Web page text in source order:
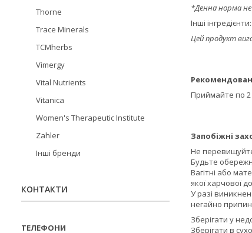
*Денна норма не
Інші
Цей продукт
Приймайте по 2
Запобіжні
Не
Будьте
Вагітні або
якої харчової
У разі
негайно
Зберігати у
Зберігати в
Thorne
Trace Minerals
TCMherbs
Vimergy
Vital Nutrients
Vitanica
Women's Therapeutic Institute
Zahler
Інші бренди
КОНТАКТИ